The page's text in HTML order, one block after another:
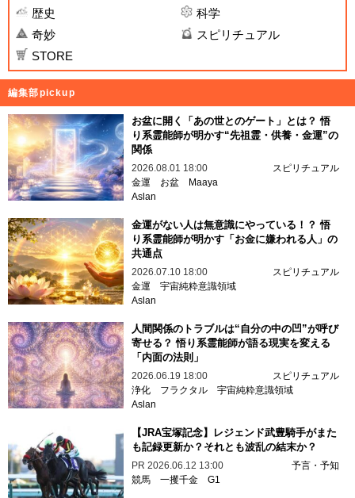
歴史
科学
奇妙
スピリチュアル
STORE
編集部pickup
お盆に開く「あの世とのゲート」とは？ 悟
り系霊能師が明かす“先祖霊・供養・金運”の
関係
2026.08.01 18:00
スピリチュアル
金運
お盆
Maaya
Aslan
金運がない人は無意識にやっている！？ 悟
り系霊能師が明かす「お金に嫌われる人」の
共通点
2026.07.10 18:00
スピリチュアル
金運 宇宙純粋意識領域
Aslan
人間関係のトラブルは“自分の中の凹”が呼び
寄せる？ 悟り系霊能師が語る現実を変える
「内面の法則」
2026.06.19 18:00
スピリチュアル
浄化
フラクタル 宇宙純粋意識領域
Aslan
【JRA宝塚記念】レジェンド武豊騎手がまた
も記録更新か？それとも波乱の結末か？
PR 2026.06.12 13:00
予言・予知
競馬 一攫千金 G1